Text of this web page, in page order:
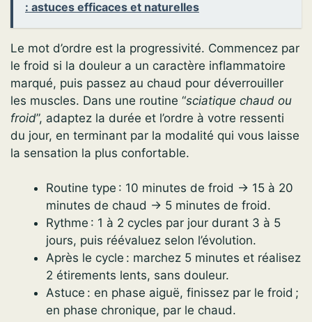
: astuces efficaces et naturelles
Le mot d’ordre est la progressivité. Commencez par
le froid si la douleur a un caractère inflammatoire
marqué, puis passez au chaud pour déverrouiller
les muscles. Dans une routine “sciatique chaud ou
froid”, adaptez la durée et l’ordre à votre ressenti
du jour, en terminant par la modalité qui vous laisse
la sensation la plus confortable.
Routine type : 10 minutes de froid → 15 à 20
minutes de chaud → 5 minutes de froid.
Rythme : 1 à 2 cycles par jour durant 3 à 5
jours, puis réévaluez selon l’évolution.
Après le cycle : marchez 5 minutes et réalisez
2 étirements lents, sans douleur.
Astuce : en phase aiguë, finissez par le froid ;
en phase chronique, par le chaud.